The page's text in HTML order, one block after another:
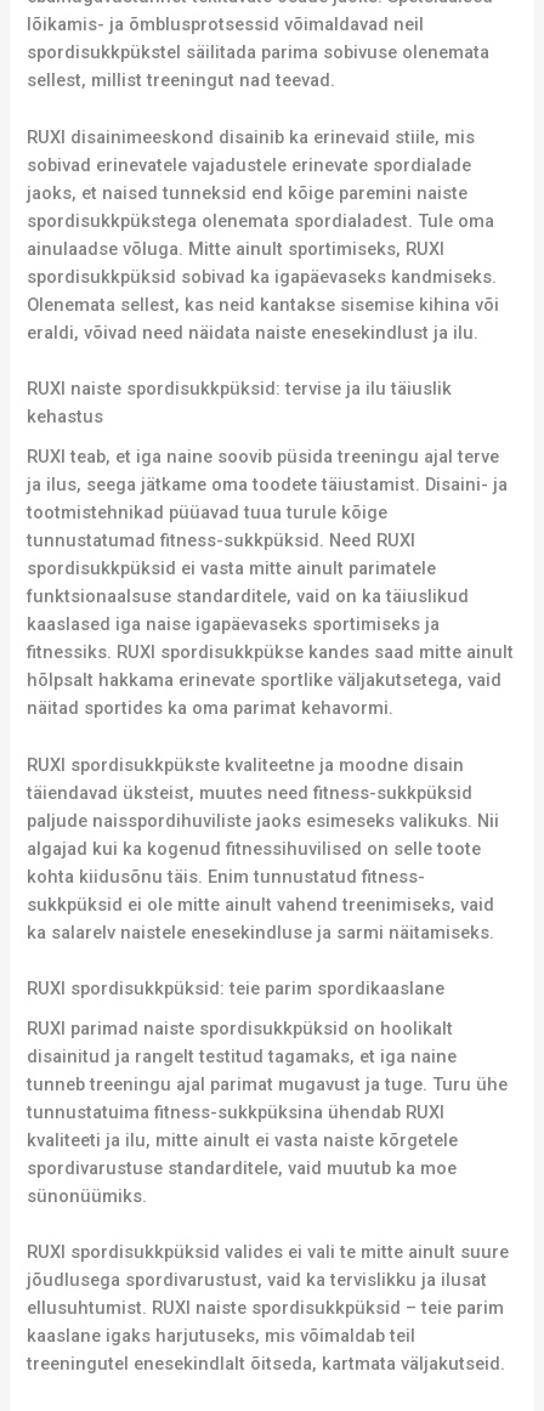
lõikamis- ja õmblusprotsessid võimaldavad neil
spordisukkpükstel säilitada parima sobivuse olenemata
sellest, millist treeningut nad teevad.
RUXI disainimeeskond disainib ka erinevaid stiile, mis
sobivad erinevatele vajadustele erinevate spordialade
jaoks, et naised tunneksid end kõige paremini naiste
spordisukkpükstega olenemata spordialadest. Tule oma
ainulaadse võluga. Mitte ainult sportimiseks, RUXI
spordisukkpüksid sobivad ka igapäevaseks kandmiseks.
Olenemata sellest, kas neid kantakse sisemise kihina või
eraldi, võivad need näidata naiste enesekindlust ja ilu.
RUXI naiste spordisukkpüksid: tervise ja ilu täiuslik
kehastus
RUXI teab, et iga naine soovib püsida treeningu ajal terve
ja ilus, seega jätkame oma toodete täiustamist. Disaini- ja
tootmistehnikad püüavad tuua turule kõige
tunnustatumad fitness-sukkpüksid. Need RUXI
spordisukkpüksid ei vasta mitte ainult parimatele
funktsionaalsuse standarditele, vaid on ka täiuslikud
kaaslased iga naise igapäevaseks sportimiseks ja
fitnessiks. RUXI spordisukkpükse kandes saad mitte ainult
hõlpsalt hakkama erinevate sportlike väljakutsetega, vaid
näitad sportides ka oma parimat kehavormi.
RUXI spordisukkpükste kvaliteetne ja moodne disain
täiendavad üksteist, muutes need fitness-sukkpüksid
paljude naisspordihuviliste jaoks esimeseks valikuks. Nii
algajad kui ka kogenud fitnessihuvilised on selle toote
kohta kiidusõnu täis. Enim tunnustatud fitness-
sukkpüksid ei ole mitte ainult vahend treenimiseks, vaid
ka salarelv naistele enesekindluse ja sarmi näitamiseks.
RUXI spordisukkpüksid: teie parim spordikaaslane
RUXI parimad naiste spordisukkpüksid on hoolikalt
disainitud ja rangelt testitud tagamaks, et iga naine
tunneb treeningu ajal parimat mugavust ja tuge. Turu ühe
tunnustatuima fitness-sukkpüksina ühendab RUXI
kvaliteeti ja ilu, mitte ainult ei vasta naiste kõrgetele
spordivarustuse standarditele, vaid muutub ka moe
sünonüümiks.
RUXI spordisukkpüksid valides ei vali te mitte ainult suure
jõudlusega spordivarustust, vaid ka tervislikku ja ilusat
ellusuhtumist. RUXI naiste spordisukkpüksid – teie parim
kaaslane igaks harjutuseks, mis võimaldab teil
treeningutel enesekindlalt õitseda, kartmata väljakutseid.